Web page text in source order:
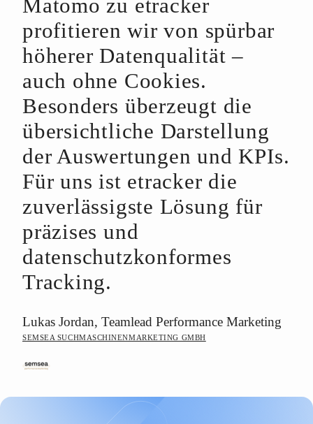
Matomo zu etracker
profitieren wir von spürbar
höherer Datenqualität –
auch ohne Cookies.
Besonders überzeugt die
übersichtliche Darstellung
der Auswertungen und KPIs.
Für uns ist etracker die
zuverlässigste Lösung für
präzises und
datenschutzkonformes
Tracking.
Lukas Jordan, Teamlead Performance Marketing
SEMSEA SUCHMASCHINENMARKETING GMBH